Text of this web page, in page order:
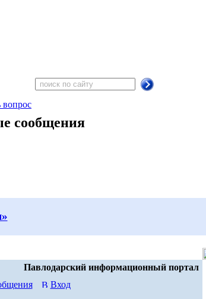
вопрос
сообщения
Павлодарский информационный портал
Вход